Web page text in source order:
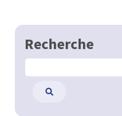
Recherche